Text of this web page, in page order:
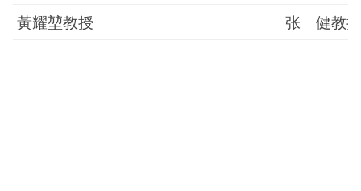
黃耀堃教授 张 健教授